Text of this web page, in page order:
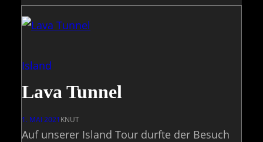
Island
Lava Tunnel
1. MAI 2021KNUT
Auf unserer Island Tour durfte der Besuch